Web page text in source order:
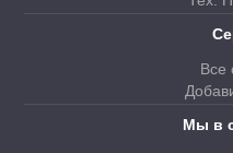
Все
Мы в